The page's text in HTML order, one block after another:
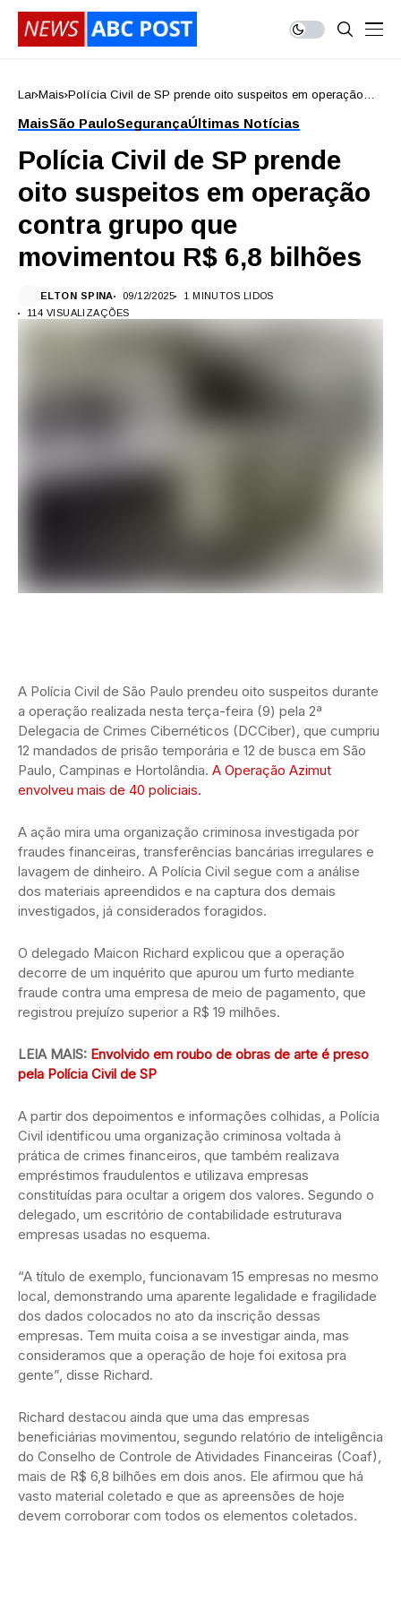
Lar Mais Polícia Civil de SP prende oito suspeitos em operação
MaisSão PauloSegurançaÚltimas Notícias
Polícia Civil de SP prende
oito suspeitos em operação
contra grupo que
movimentou R$ 6,8 bilhões
ELTON SPINA 09/12/2025
1 MINUTOS LIDOS
114 VISUALIZAÇÕES
A Polícia Civil de São Paulo prendeu oito suspeitos durante
a operação realizada nesta terça-feira (9) pela 2ª
Delegacia de Crimes Cibernéticos (DCCiber), que cumpriu
12 mandados de prisão temporária e 12 de busca em São
Paulo, Campinas e Hortolândia. A Operação Azimut
envolveu mais de 40 policiais.
A ação mira uma organização criminosa investigada por
fraudes financeiras, transferências bancárias irregulares e
lavagem de dinheiro. A Polícia Civil segue com a análise
dos materiais apreendidos e na captura dos demais
investigados, já considerados foragidos.
O delegado Maicon Richard explicou que a operação
decorre de um inquérito que apurou um furto mediante
fraude contra uma empresa de meio de pagamento, que
registrou prejuízo superior a R$ 19 milhões.
LEIA MAIS: Envolvido em roubo de obras de arte é preso
pela Polícia Civil de SP
A partir dos depoimentos e informações colhidas, a Polícia
Civil identificou uma organização criminosa voltada à
prática de crimes financeiros, que também realizava
empréstimos fraudulentos e utilizava empresas
constituídas para ocultar a origem dos valores. Segundo o
delegado, um escritório de contabilidade estruturava
empresas usadas no esquema.
“A título de exemplo, funcionavam 15 empresas no mesmo
local, demonstrando uma aparente legalidade e fragilidade
dos dados colocados no ato da inscrição dessas
empresas. Tem muita coisa a se investigar ainda, mas
consideramos que a operação de hoje foi exitosa pra
gente”, disse Richard.
Richard destacou ainda que uma das empresas
beneficiárias movimentou, segundo relatório de inteligência
do Conselho de Controle de Atividades Financeiras (Coaf),
mais de R$ 6,8 bilhões em dois anos. Ele afirmou que há
vasto material coletado e que as apreensões de hoje
devem corroborar com todos os elementos coletados.